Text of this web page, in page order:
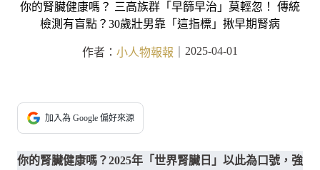
你的腎臟健康嗎？ 三高族群「早篩早治」莫輕忽！ 傳統
檢測有盲點？30歲壯男靠「這指標」揪早期腎病
作者： 小人物報報 2025-04-01
加入為 Google 偏好來源
你的腎臟健康嗎？2025年「世界腎臟日」以此為口號，強